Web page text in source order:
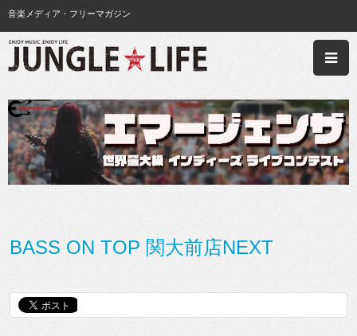
音楽メディア・フリーマガジン
BASS ON TOP 関大前店NEXT